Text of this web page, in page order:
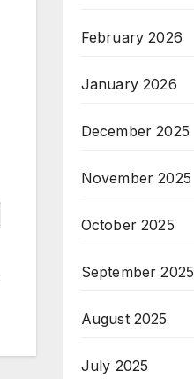
February 2026
January 2026
December 2025
November 2025
October 2025
September 2025
August 2025
July 2025